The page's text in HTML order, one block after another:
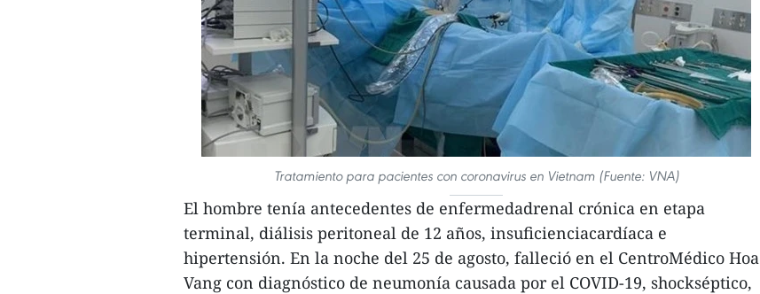
Tratamiento para pacientes con coronavirus en Vietnam (Fuente: VNA)
El hombre tenía antecedentes de enfermedadrenal crónica en etapa
terminal, diálisis peritoneal de 12 años, insuficienciacardíaca e
hipertensión. En la noche del 25 de agosto, falleció en el CentroMédico Hoa
Vang con diagnóstico de neumonía causada por el COVID-19, shockséptico,